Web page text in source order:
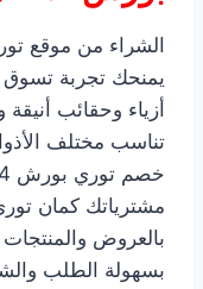
الشراء من موقع
يمنحك تجربة تسوق
أزياء وحقائب
تناسب مختلف
مشترياتك كمان
بالعروض
بسهولة الطلب